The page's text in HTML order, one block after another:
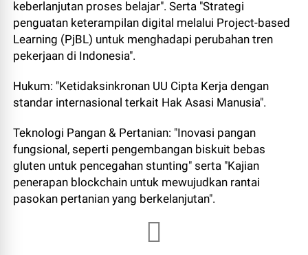
keberlanjutan proses belajar". Serta "Strategi
penguatan keterampilan digital melalui Project-based
Learning (PjBL) untuk menghadapi perubahan tren
pekerjaan di Indonesia".
Hukum: "Ketidaksinkronan UU Cipta Kerja dengan
standar internasional terkait Hak Asasi Manusia".
Teknologi Pangan & Pertanian: "Inovasi pangan
fungsional, seperti pengembangan biskuit bebas
gluten untuk pencegahan stunting" serta "Kajian
penerapan blockchain untuk mewujudkan rantai
pasokan pertanian yang berkelanjutan".